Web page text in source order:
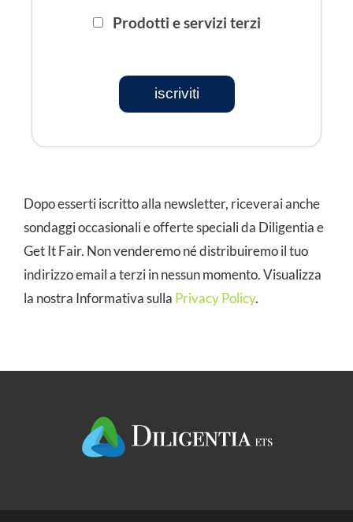
Prodotti e servizi terzi
iscriviti
Dopo esserti iscritto alla newsletter, riceverai anche
sondaggi occasionali e offerte speciali da Diligentia e
Get It Fair. Non venderemo né distribuiremo il tuo
indirizzo email a terzi in nessun momento. Visualizza
la nostra Informativa sulla Privacy Policy.